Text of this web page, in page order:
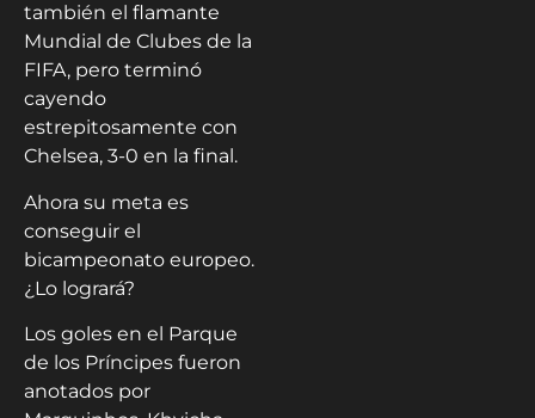
también el flamante
Mundial de Clubes de la
FIFA, pero terminó
cayendo
estrepitosamente con
Chelsea, 3-0 en la final.
Ahora su meta es
conseguir el
bicampeonato europeo.
¿Lo logrará?
Los goles en el Parque
de los Príncipes fueron
anotados por